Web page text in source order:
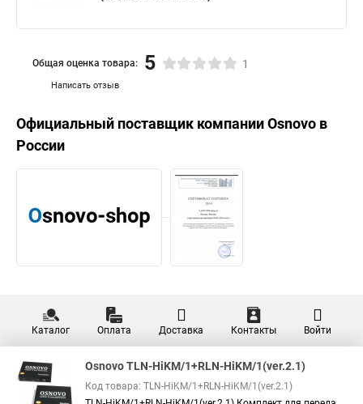
Написать отзыв
Общая оценка товара: 5 1
Официальный поставщик компанииOsnovo в
России
Каталог Оплата Доставка Контакты Войти
Osnovo TLN-HiKM/1+RLN-HiKM/1(ver.2.1)
Код товара: TLN-HiKM/1+RLN-HiKM/1(ver.2.1)